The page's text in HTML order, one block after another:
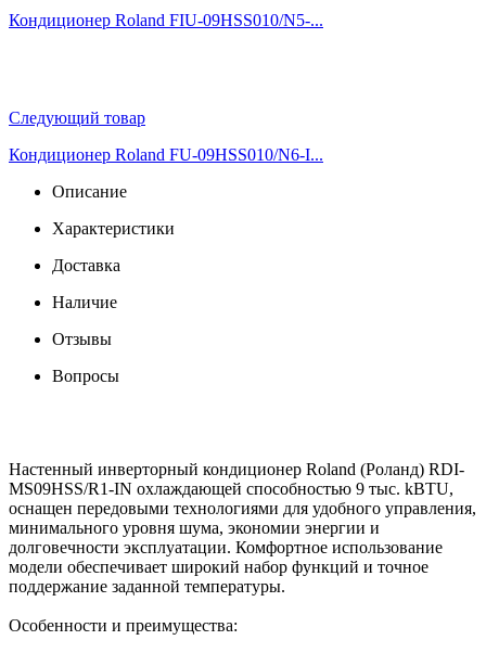
Кондиционер Roland FIU-09HSS010/N5-...
Следующий товар
Кондиционер Roland FU-09HSS010/N6-I...
Описание
Характеристики
Доставка
Наличие
Отзывы
Вопросы
Настенный инверторный кондиционер Roland (Роланд) RDI-
MS09HSS/R1-IN охлаждающей способностью 9 тыс. kBTU,
оснащен передовыми технологиями для удобного управления,
минимального уровня шума, экономии энергии и
долговечности эксплуатации. Комфортное использование
модели обеспечивает широкий набор функций и точное
поддержание заданной температуры.
Особенности и преимущества: